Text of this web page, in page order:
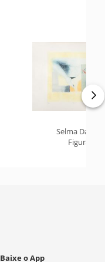
Selma Daffré
Figura
Baixe o App